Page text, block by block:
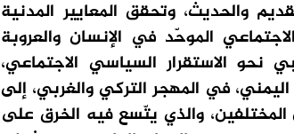
والحديث، وتحقق المعايير المدنية
الموحّد في الإنسان والعروبة
نحو الاستقرار السياسي الاجتماعي،
في المهجر التركي والغربي، إلى
والذي يتّسع فيه الخرق على